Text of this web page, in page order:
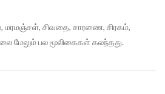
மரமஞ்சள், சிவதை, சாரணை, சிரகம்,
மேலும் பல மூலிகைகள் கலந்தது.